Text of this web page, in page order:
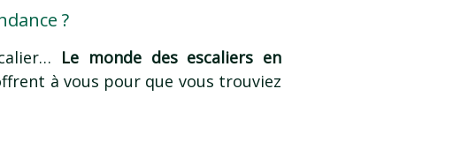
?
Le monde des escaliers en
à vous pour que vous trouviez